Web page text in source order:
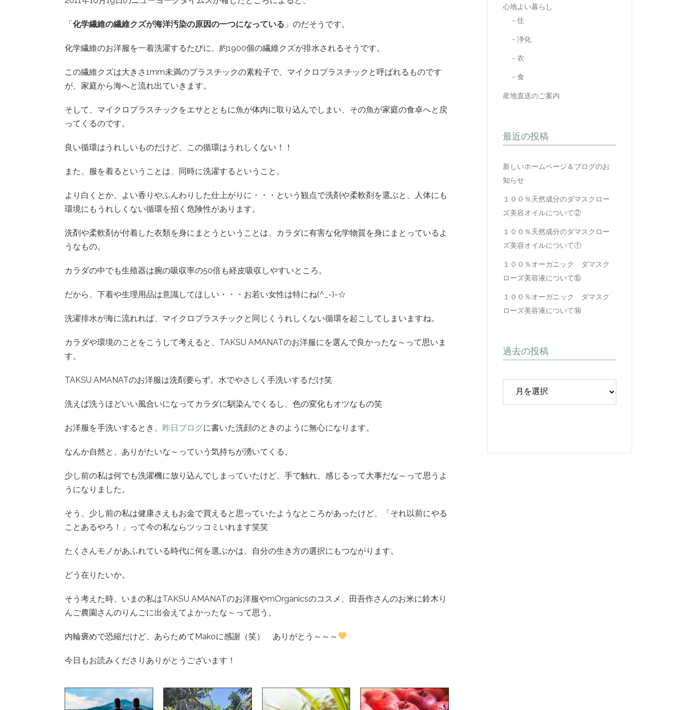
「化学繊維の繊維クズが海洋汚染の原因の一つになっている 」のだそうです。
化学繊維のお洋服を一着洗濯するたびに、約1900個の繊維クズが排水されるそうです。
この繊維クズは大きさ1mm未満のプラスチックの素粒子で、マイクロプラスチックと呼ばれるものです
が、家庭から海へと流れ出ていきます。
そして、マイクロプラスチックをエサとともに魚が体内に取り込んでしまい、その魚が家庭の食卓へと戻
ってくるのです。
良い循環はうれしいものだけど、この循環はうれしくない！！
また、服を着るということは、同時に洗濯するということ。
より白くとか、よい香りやふんわりした仕上がりに・・・という観点で洗剤や柔軟剤を選ぶと、人体にも
環境にもうれしくない循環を招く危険性があります。
洗剤や柔軟剤が付着した衣類を身にまとうということは、カラダに有害な化学物質を身にまとっているよ
うなもの。
カラダの中でも生殖器は腕の吸収率の50倍も経皮吸収しやすいところ。
だから、下着や生理用品は意識してほしい・・・お若い女性は特にね(^_-)-☆
洗濯排水が海に流れれば、マイクロプラスチックと同じくうれしくない循環を起こしてしまいますね。
カラダや環境のことをこうして考えると、TAKSU AMANATのお洋服にを選んで良かったな～って思いま
す。
TAKSU AMANATのお洋服は洗剤要らず。水でやさしく手洗いするだけ笑
洗えば洗うほどいい風合いになってカラダに馴染んでくるし、色の変化もオツなもの笑
お洋服を手洗いするとき、 昨日ブログに書いた洗顔のときのように無心になります。
なんか自然と、ありがたいな～っていう気持ちが湧いてくる。
少し前の私は何でも洗濯機に放り込んでしまっていたけど、手で触れ、感じるって大事だな～って思うよ
うになりました。
そう、少し前の私は健康さえもお金で買えると思っていたようなところがあったけど、「それ以前にやる
ことあるやろ！」って今の私ならツッコミいれます笑笑
たくさんモノがあふれている時代に何を選ぶかは、自分の生き方の選択にもつながります。
どう在りたいか。
そう考えた時、いまの私はTAKSU AMANATのお洋服やmOrganicsのコスメ、田吾作さんのお米に鈴木り
んご農園さんのりんごに出会えてよかったな～って思う。
内輪褒めで恐縮だけど、あらためてMakoに感謝（笑） ありがとう～～～
今日もお読みくださりありがとうございます！
心地よい暮らし
－住
－浄化
－衣
－食
産地直送のご案内
最近の投稿
新しいホームページ＆ブログのお
知らせ
１００％天然成分のダマスクロー
ズ美容オイルについて②
１００％天然成分のダマスクロー
ズ美容オイルについて①
１００％オーガニック ダマスク
ローズ美容液について⑮
１００％オーガニック ダマスク
ローズ美容液について⑭
過去の投稿